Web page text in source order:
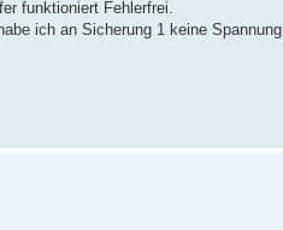
funktioniert Fehlerfrei.
ich an Sicherung 1 keine Spannung